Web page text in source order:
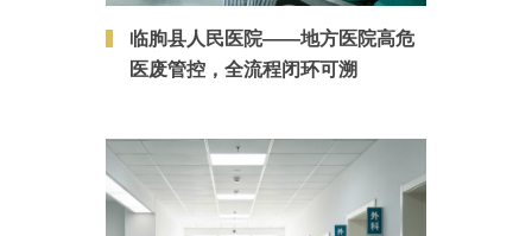
临朐县人民医院——地方医院高危
医废管控，全流程闭环可溯